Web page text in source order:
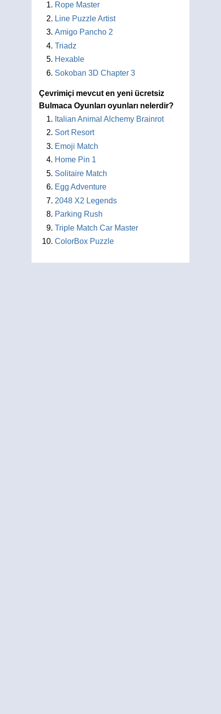
Rope Master
Line Puzzle Artist
Amigo Pancho 2
Triadz
Hexable
Sokoban 3D Chapter 3
Çevrimiçi mevcut en yeni ücretsiz
Bulmaca Oyunları oyunları nelerdir?
Italian Animal Alchemy Brainrot
Sort Resort
Emoji Match
Home Pin 1
Solitaire Match
Egg Adventure
2048 X2 Legends
Parking Rush
Triple Match Car Master
ColorBox Puzzle